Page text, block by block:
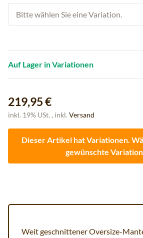
Bitte wählen Sie eine Variation.
Auf Lager in Variationen
219,95 €
inkl. 19% USt. , inkl. Versand
Dieser Artikel hat Variationen.
gewünschte Variation
Weit geschnittener Oversize-